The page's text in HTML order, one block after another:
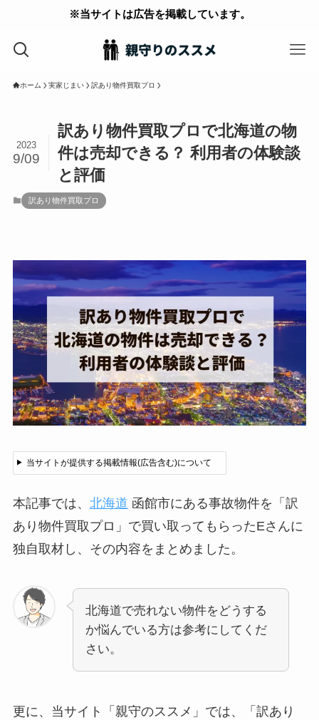
※当サイトは広告を掲載しています。
ホーム 実家じまい 訳あり物件買取プロ
訳あり物件買取プロで北海道の物
件は売却できる？ 利用者の体験談
と評価
2023
9/09
訳あり物件買取プロ
当サイトが提供する掲載情報(広告含む)について
本記事では、 北海道 函館市にある事故物件を「訳
あり物件買取プロ」で買い取ってもらったEさんに
独自取材し、その内容をまとめました。
北海道で売れない物件をどうする
か悩んでいる方は参考にしてくだ
さい。
更に、当サイト「親守のススメ」では、「訳あり